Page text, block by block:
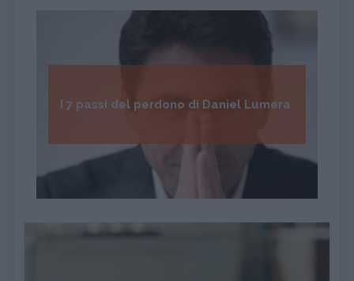
I 7 passi del perdono di Daniel Lumera